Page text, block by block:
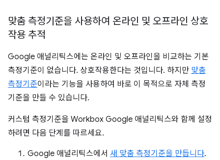
맞춤 측정기준을 사용하여 온라인 및 오프라인 상호
작용 추적
Google 애널리틱스에는 온라인 및 오프라인을 비교하는 기본
측정기준이 없습니다. 상호작용한다는 것입니다. 하지만 맞춤
측정기준이라는 기능을 사용하여 바로 이 목적으로 자체 측정
기준을 만들 수 있습니다.
커스텀 측정기준을 Workbox Google 애널리틱스와 함께 설정
하려면 다음 단계를 따르세요.
Google 애널리틱스에서 새 맞춤 측정기준을 만듭니다.